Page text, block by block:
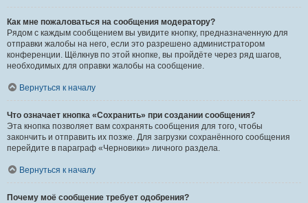
Как мне пожаловаться на сообщения модератору?
Рядом с каждым сообщением вы увидите кнопку, предназначенную для
отправки жалобы на него, если это разрешено администратором
конференции. Щёлкнув по этой кнопке, вы пройдёте через ряд шагов,
необходимых для оправки жалобы на сообщение.
Вернуться к началу
Что означает кнопка «Сохранить» при создании сообщения?
Эта кнопка позволяет вам сохранять сообщения для того, чтобы
закончить и отправить их позже. Для загрузки сохранённого сообщения
перейдите в параграф «Черновики» личного раздела.
Вернуться к началу
Почему моё сообщение требует одобрения?